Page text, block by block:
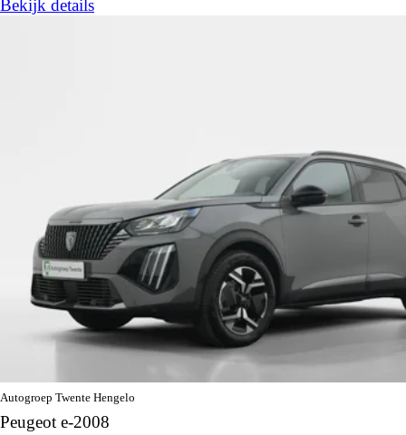
Bekijk details
Autogroep Twente Hengelo
Peugeot e-2008